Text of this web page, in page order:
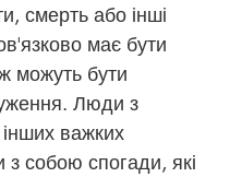
смерть або інші
має бути
можуть бути
Люди з
інших важких
собою спогади, які